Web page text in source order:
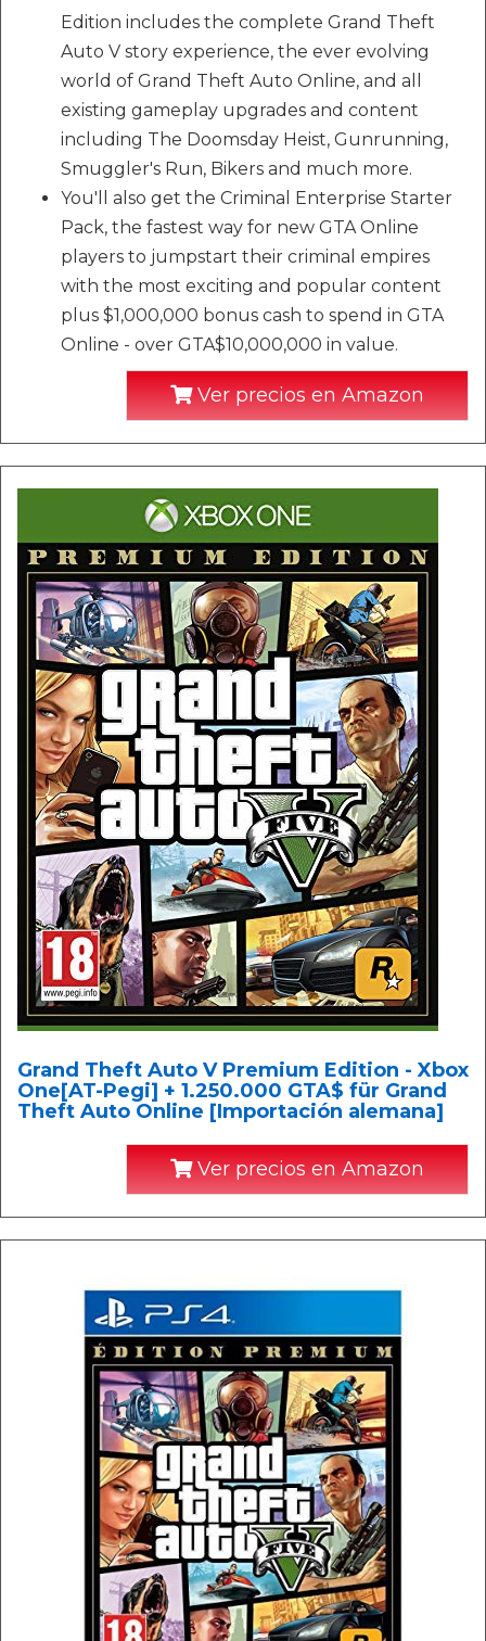
Edition includes the complete Grand Theft
Auto V story experience, the ever evolving
world of Grand Theft Auto Online, and all
existing gameplay upgrades and content
including The Doomsday Heist, Gunrunning,
Smuggler's Run, Bikers and much more.
You'll also get the Criminal Enterprise Starter
Pack, the fastest way for new GTA Online
players to jumpstart their criminal empires
with the most exciting and popular content
plus $1,000,000 bonus cash to spend in GTA
Online - over GTA$10,000,000 in value.
Ver precios en Amazon
Grand Theft Auto V Premium Edition - Xbox
One[AT-Pegi] + 1.250.000 GTA$ für Grand
Theft Auto Online [Importación alemana]
Ver precios en Amazon